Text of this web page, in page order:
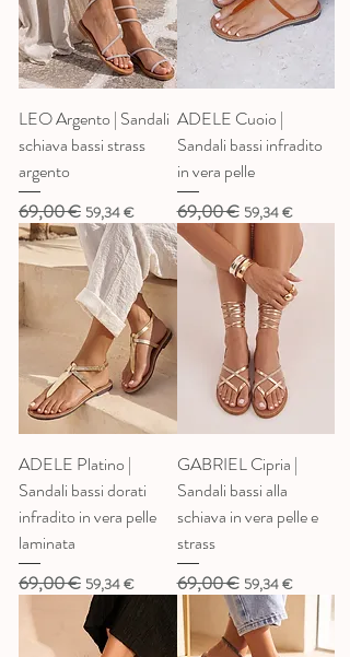
LEO Argento | Sandali
schiava bassi strass
argento
Prezzo regolare
69,00 € Prezzo scontato
59,34 €
ADELE Cuoio |
Sandali bassi infradito
in vera pelle
Prezzo regolare
69,00 € Prezzo scontato
59,34 €
ADELE Platino |
Sandali bassi dorati
infradito in vera pelle
laminata
Prezzo regolare
69,00 € Prezzo scontato
59,34 €
GABRIEL Cipria |
Sandali bassi alla
schiava in vera pelle e
strass
Prezzo regolare
69,00 € Prezzo scontato
59,34 €